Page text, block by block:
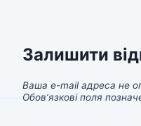
Залишити
Ваша e-mail адреса не
Обов’язкові поля